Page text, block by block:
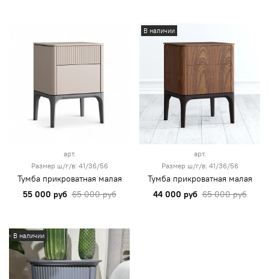
арт.
Размер ш/г/в: 41/36/56
Тумба прикроватная малая
55 000 руб 65 000 руб
В наличии
арт.
Размер ш/г/в: 41/36/56
Тумба прикроватная малая
44 000 руб 65 000 руб
В наличии